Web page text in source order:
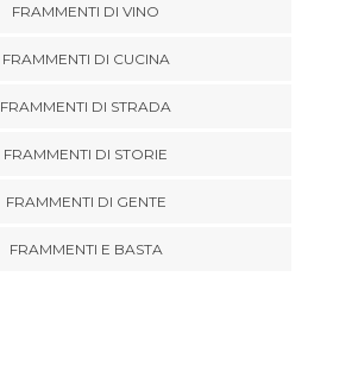
FRAMMENTI DI VINO
FRAMMENTI DI CUCINA
FRAMMENTI DI STRADA
FRAMMENTI DI STORIE
FRAMMENTI DI GENTE
FRAMMENTI E BASTA